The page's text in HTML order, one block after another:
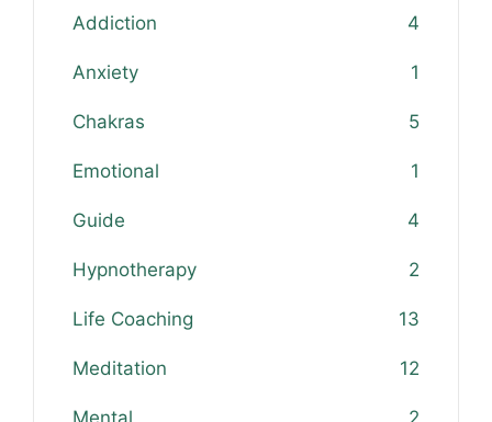
Addiction 4
Anxiety 1
Chakras 5
Emotional 1
Guide 4
Hypnotherapy 2
Life Coaching 13
Meditation 12
Mental 2